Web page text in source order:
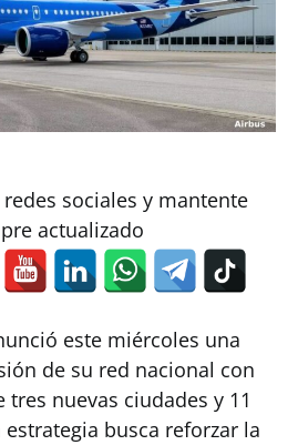
sociales y mantente
actualizado
este miércoles una
de su red nacional con
nuevas ciudades y 11
busca reforzar la